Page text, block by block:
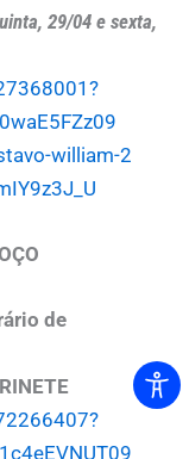
29/04 e sexta,
william-2
de